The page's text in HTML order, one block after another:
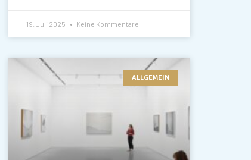
19. Juli 2025 Keine Kommentare
ALLGEMEIN